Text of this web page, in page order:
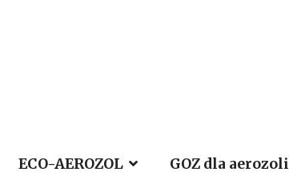
ECO-AEROZOL GOZ dla aerozoli